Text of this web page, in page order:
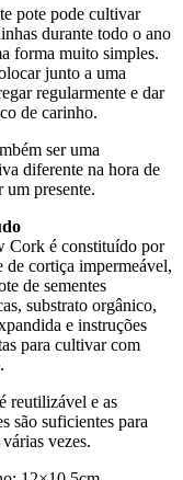
pote pode cultivar
durante todo o ano
forma muito simples.
junto a uma
regularmente e dar
de carinho.
ser uma
diferente na hora de
um presente.
Cork é constituído por
de cortiça impermeável,
de sementes
substrato orgânico,
e instruções
para cultivar com
reutilizável e as
são suficientes para
vezes.